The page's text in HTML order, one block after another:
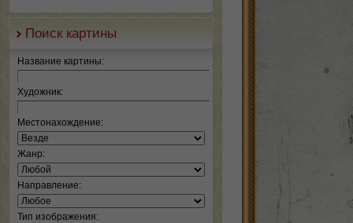
Поиск картины
Название картины:
Художник:
Местонахождение:
Жанр:
Направление:
Тип изображения: